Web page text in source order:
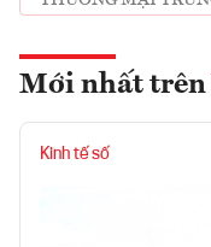
Mới nhất trên
Kinh tế số